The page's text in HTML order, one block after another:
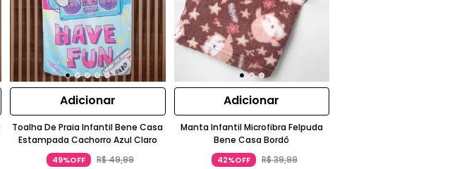
Adicionar
Toalha De Praia Infantil Bene Casa
Estampada Cachorro Azul Claro
49%OFF R$49,99
Adicionar
Manta Infantil Microfibra Felpuda
Bene Casa Bordô
42%OFF R$39,99